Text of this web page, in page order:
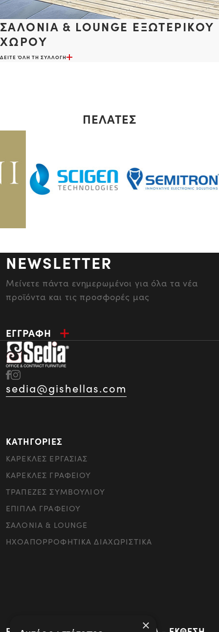
ΣΑΛΟΝΙΑ & LOUNGE ΕΞΩΤΕΡΙΚΟΥ
ΧΩΡΟΥ
ΔΕΙΤΕ ΌΛΗ ΤΗ ΣΥΛΛΟΓΗ
ΠΕΛΑΤΕΣ
NEWSLETTER
Μείνετε πάντα ενημερωμένοι για όλα τα νέα
προϊόντα και τις προσφορές μας
ΕΓΓΡΑΦΗ
sedia@gishellas.com
ΚΑΤΗΓΟΡΙΕΣ
ΚΑΡΕΚΛΕΣ ΕΡΓΑΣΙΑΣ
ΚΑΡΕΚΛΕΣ ΓΡΑΦΕΙΟΥ
ΤΡΑΠΕΖΕΣ ΣΥΜΒΟΥΛΙΟΥ
ΕΠΙΠΛΑ ΓΡΑΦΕΙΟΥ
ΣΑΛΟΝΙΑ & LOUNGE
ΗΧΟΑΠΟΡΡΟΦΗΤΙΚΑ ΔΙΑΧΩΡΙΣΤΙΚΑ
×